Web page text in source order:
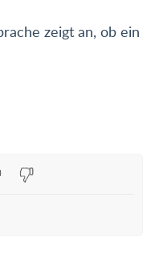
zeigt an, ob ein